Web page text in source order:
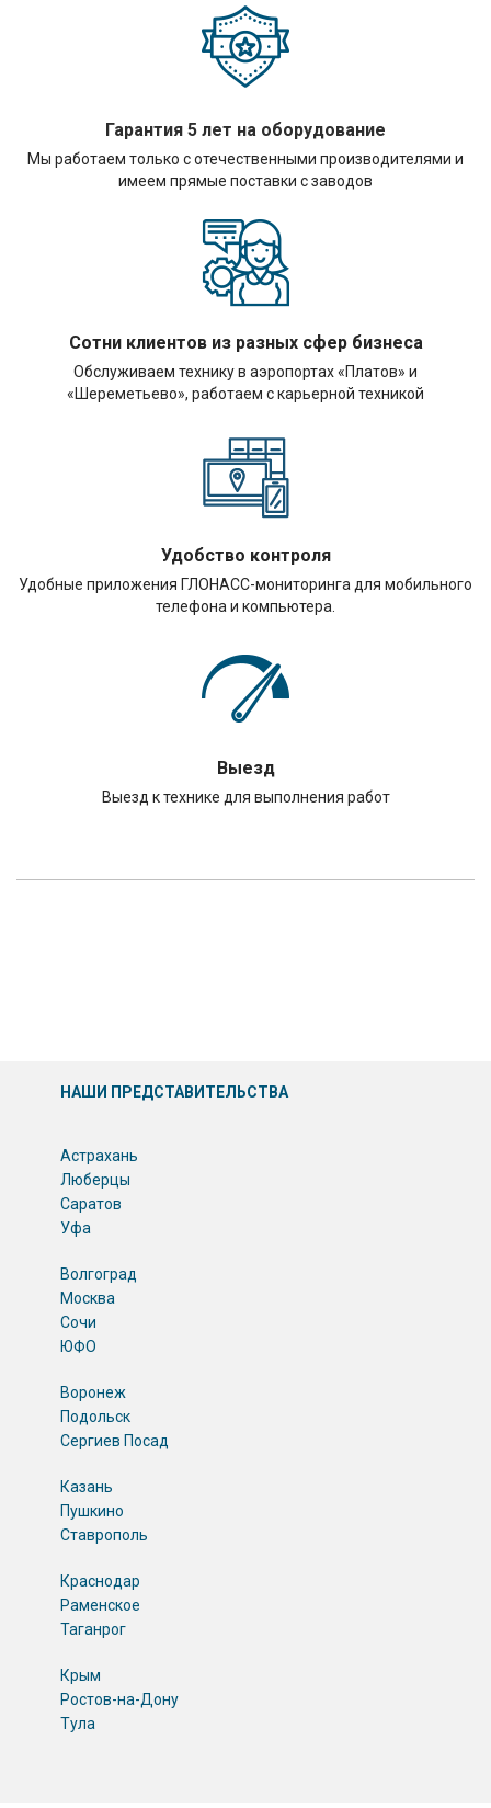
Гарантия 5 лет на оборудование
Мы работаем только с отечественными производителями и
имеем прямые поставки с заводов
Сотни клиентов из разных сфер бизнеса
Обслуживаем технику в аэропортах «Платов» и
«Шереметьево», работаем с карьерной техникой
Удобство контроля
Удобные приложения ГЛОНАСС-мониторинга для мобильного
телефона и компьютера.
Выезд
Выезд к технике для выполнения работ
НАШИ ПРЕДСТАВИТЕЛЬСТВА
Астрахань
Люберцы
Саратов
Уфа
Волгоград
Москва
Сочи
ЮФО
Воронеж
Подольск
Сергиев Посад
Казань
Пушкино
Ставрополь
Краснодар
Раменское
Таганрог
Крым
Ростов-на-Дону
Тула